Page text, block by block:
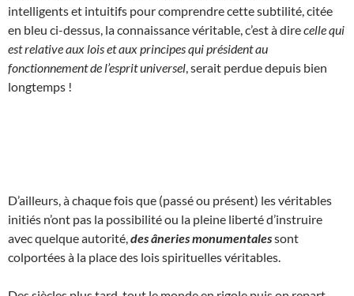
intelligents et intuitifs pour comprendre cette subtilité, citée
en bleu ci-dessus, la connaissance véritable, c’est à direcelle qui
est relative aux lois et aux principes qui président au
fonctionnement de l’esprit universel , serait perdue depuis bien
longtemps !
D’ailleurs, à chaque fois que (passé ou présent) les véritables
initiés n’ont pas la possibilité ou la pleine liberté d’instruire
avec quelque autorité, des âneries monumentalessont
colportées à la place des lois spirituelles véritables.